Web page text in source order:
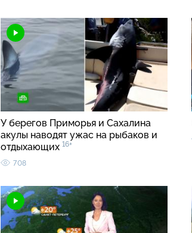
У берегов Приморья и Сахалина
акулы наводят ужас на рыбаков и
отдыхающих 16+
708